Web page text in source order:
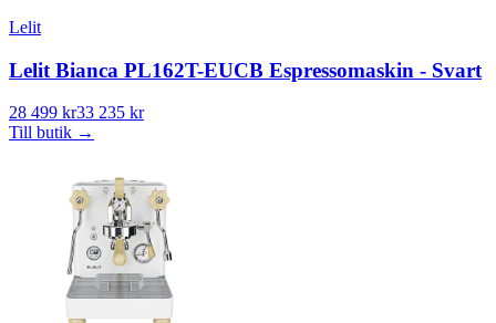
Lelit
Lelit Bianca PL162T-EUCB Espressomaskin - Svart
28 499 kr33 235 kr
Till butik →